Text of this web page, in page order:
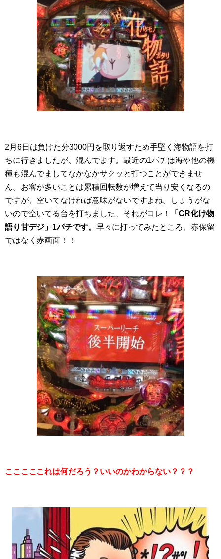
2月6日は負けた分3000円を取り返すため手堅く海物語を打
ちに行きましたが、混んでます。最近の1パチは海や他の機
種も混んでましてなかなかサクッと打つことができませ
ん。お客が多いことは累積回転数が増えて当り安くなるの
ですが、空いてなければ意味がないですよね。しょうがな
いので空いてる台を打ちました、それがコレ！
「CR化け物
語り甘デジ」1パチです。 早々に打ってみたところ、赤保留
ではなく赤画面！！
こここここれは何だろう？いいのかわからない？？？